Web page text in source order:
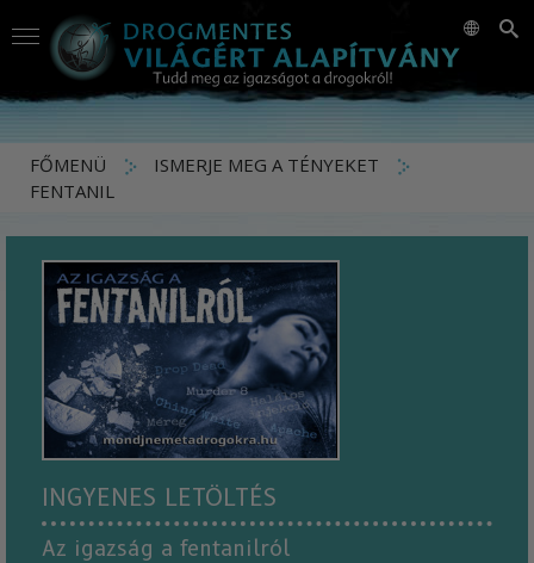
FŐMENÜ
ISMERJE MEG A TÉNYEKET
FENTANIL
INGYENES LETÖLTÉS
Az igazság a fentanilról